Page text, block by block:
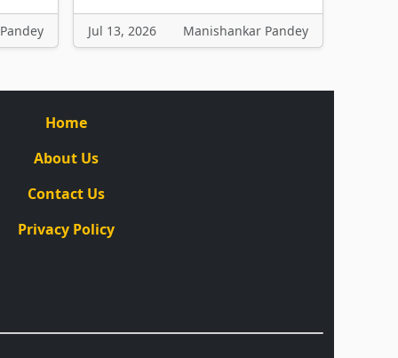
Jul 13, 2026 Manishankar Pandey
Home
About Us
Contact Us
Privacy Policy